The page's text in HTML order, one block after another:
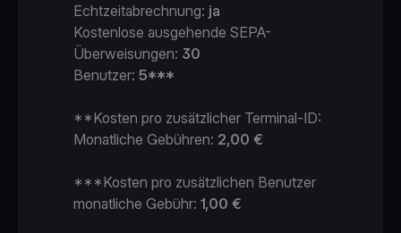
Echtzeitabrechnung: ja
Kostenlose ausgehende SEPA-
Überweisungen: 30
Benutzer: 5***
**Kosten pro zusätzlicher Terminal-ID:
Monatliche Gebühren: 2,00 €
***Kosten pro zusätzlichen Benutzer
monatliche Gebühr: 1,00 €